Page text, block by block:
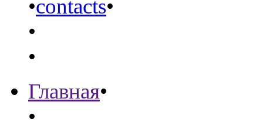
•contacts•
•
•
Главная•
•